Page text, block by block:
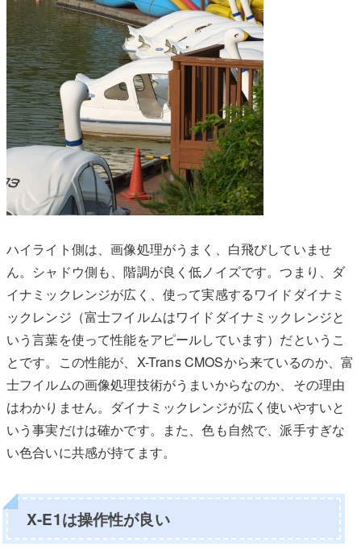
ハイライト側は、画像処理がうまく、白飛びしていませ
ん。シャドウ側も、階調が良く低ノイズです。つまり、ダ
イナミックレンジが広く、使って実感するワイドダイナミ
ックレンジ（富士フイルムはワイドダイナミックレンジと
いう言葉を使って性能をアピールしています）だというこ
とです。この性能が、X-Trans CMOSから来ているのか、富
士フイルムの画像処理技術がうまいからなのか、その理由
はわかりません。ダイナミックレンジが広く使いやすいと
いう事実だけは確かです。また、色も自然で、派手すぎな
い色合いに共感が持てます。
X-E1は操作性が良い